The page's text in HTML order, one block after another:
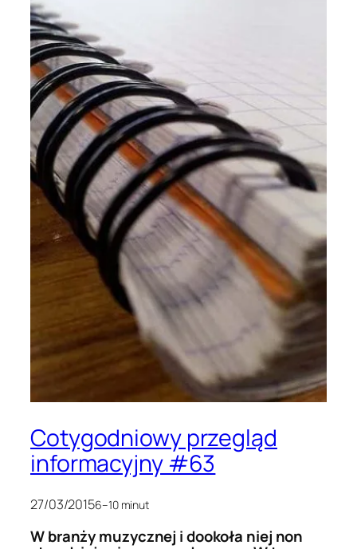
Cotygodniowy przegląd
informacyjny #63
27/03/20156–10 minut
W branży muzycznej i dookoła niej non